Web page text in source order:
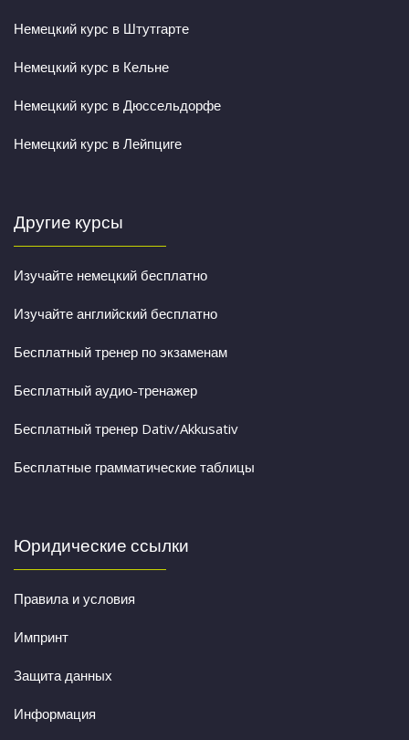
Немецкий курс в Штутгарте
Немецкий курс в Кельне
Немецкий курс в Дюссельдорфе
Немецкий курс в Лейпциге
Другие курсы
Изучайте немецкий бесплатно
Изучайте английский бесплатно
Бесплатный тренер по экзаменам
Бесплатный аудио-тренажер
Бесплатный тренер Dativ/Akkusativ
Бесплатные грамматические таблицы
Юридические ссылки
Правила и условия
Импринт
Защита данных
Информация